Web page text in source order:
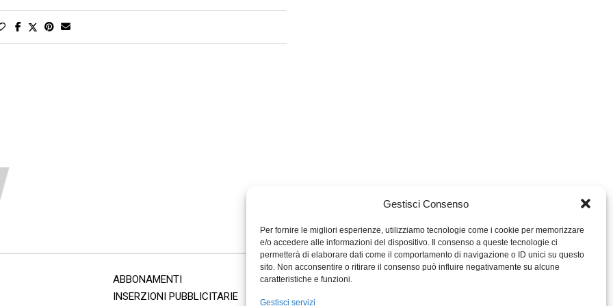
Gestisci Consenso
Per fornire le migliori esperienze, utilizziamo tecnologie come i cookie per memorizzare
e/o accedere alle informazioni del dispositivo. Il consenso a queste tecnologie ci
permetterà di elaborare dati come il comportamento di navigazione o ID unici su questo
sito. Non acconsentire o ritirare il consenso può influire negativamente su alcune
caratteristiche e funzioni.
Gestisci servizi
ABBONAMENTI
INSERZIONI PUBBLICITARIE
MIGROS TICINO